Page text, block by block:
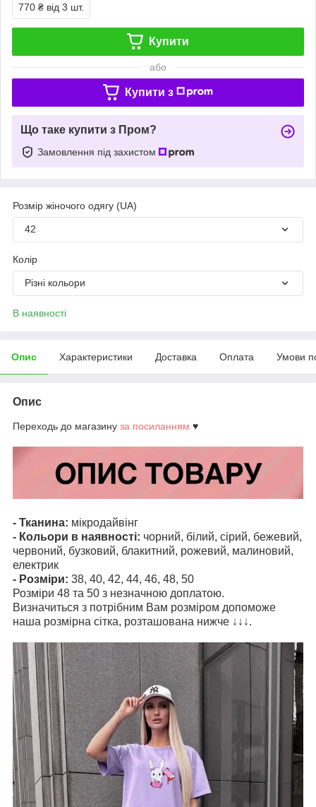
770 ₴ від 3 шт.
Купити
або
Купити з
Що таке купити з Пром?
Замовлення під захистом
Розмір жіночого одягу (UA)
42
Колір
Різні кольори
В наявності
Опис Характеристики Доставка Оплата Умови
Опис
Переходь до магазину за посиланням ♥️
- Тканина: мікродайвінг
- Кольори в наявності: чорний, білий, сірий, бежевий,
червоний, бузковий, блакитний, рожевий, малиновий,
електрик
- Розміри: 38, 40, 42, 44, 46, 48, 50
Розміри 48 та 50 з незначною доплатою.
Визначиться з потрібним Вам розміром допоможе
наша розмірна сітка, розташована нижче ↓↓↓.